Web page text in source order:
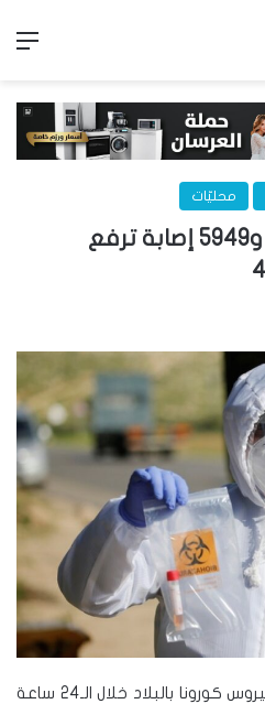
محليّات
كورونا بالبلاد: 13 وفاة و5949 إصابة ترفع
شخصت 5949 إصابة جديدة بفيروس كورونا بالبلاد خلال الـ24 ساعة